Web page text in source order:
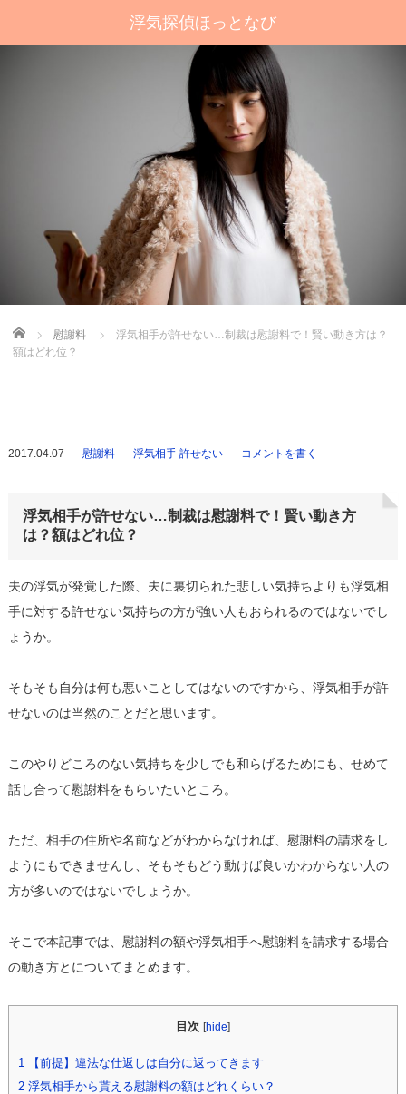
浮気探偵ほっとなび
Home 慰謝料
浮気相手が許せない…制裁は慰謝料で！賢い動き方は？
額はどれ位？
2017.04.07 慰謝料 浮気相手 許せない コメントを書く
浮気相手が許せない…制裁は慰謝料で！賢い動き方
は？額はどれ位？
夫の浮気が発覚した際、夫に裏切られた悲しい気持ちよりも浮気相
手に対する許せない気持ちの方が強い人もおられるのではないでし
ょうか。
そもそも自分は何も悪いことしてはないのですから、浮気相手が許
せないのは当然のことだと思います。
このやりどころのない気持ちを少しでも和らげるためにも、せめて
話し合って慰謝料をもらいたいところ。
ただ、相手の住所や名前などがわからなければ、慰謝料の請求をし
ようにもできませんし、そもそもどう動けば良いかわからない人の
方が多いのではないでしょうか。
そこで本記事では、慰謝料の額や浮気相手へ慰謝料を請求する場合
の動き方とについてまとめます。
目次 [hide]
1
【前提】違法な仕返しは自分に返ってきます
2浮気相手から貰える慰謝料の額はどれくらい？